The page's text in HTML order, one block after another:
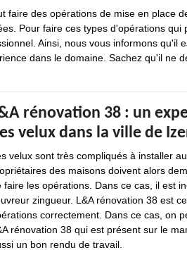
faire des opérations de mise en place
Pour faire ces types d'opérations qui
Ainsi, nous vous informons qu'il
dans le domaine. Sachez qu'il ne
rénovation 38 : un
velux dans la ville de
velux sont très compliqués à installer
des maisons doivent alors
faire les opérations. Dans ce cas, il est
zingueur. L&A rénovation 38 est
correctement. Dans ce cas, on
rénovation 38 qui est présent sur le
un bon rendu de travail.